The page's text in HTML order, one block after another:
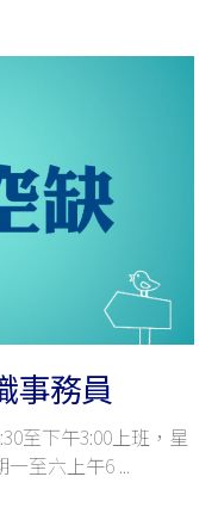
事務員
至下午3:00上班，星
一至六上午6